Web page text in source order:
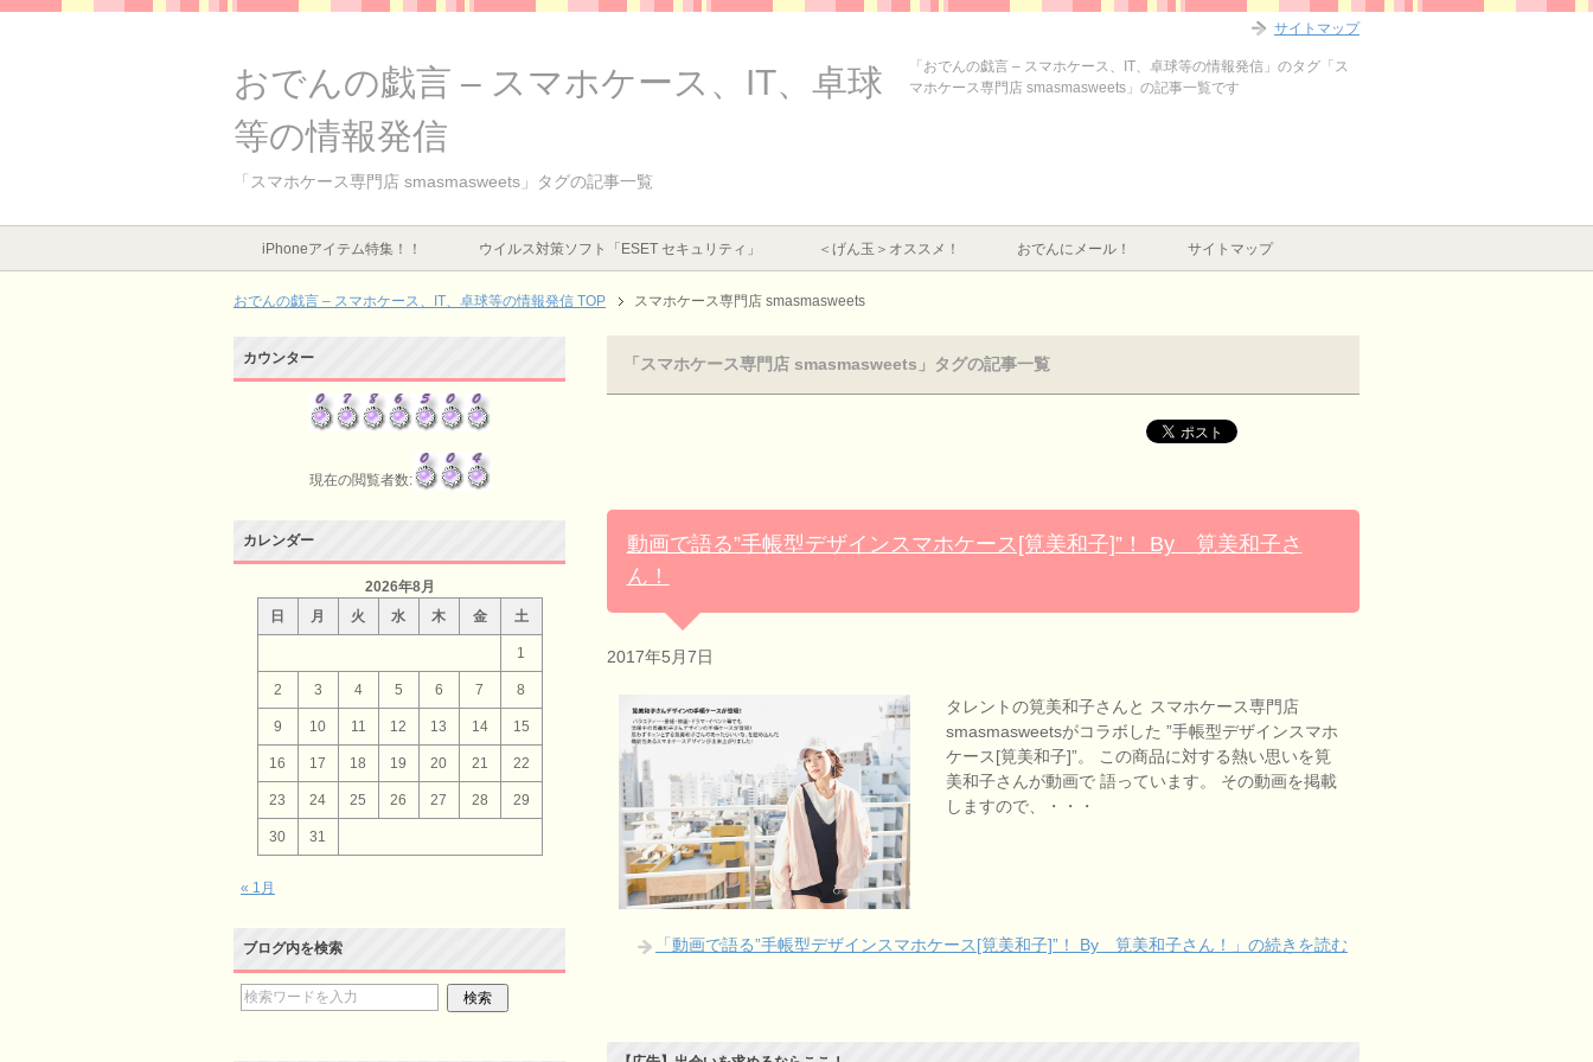
おでんの戯言 – スマホケース、IT、卓球
等の情報発信
「スマホケース専門店 smasmasweets」タグの記事一覧
「おでんの戯言 – スマホケース、IT、卓球等の情報発信」のタグ「ス
マホケース専門店 smasmasweets」の記事一覧です
iPhoneアイテム特集！！ ウイルス対策ソフト「ESET セキュリティ」 ＜げん玉＞オススメ！ おでんにメール！ サイトマップ
おでんの戯言 – スマホケース、IT、卓球等の情報発信 TOP スマホケース専門店 smasmasweets
「スマホケース専門店 smasmasweets」タグの記事一覧
動画で語る”手帳型デザインスマホケース[筧美和子]”！ By 筧美和子さ
ん！
2017年5月7日
タレントの筧美和子さんと スマホケース専門店
smasmasweetsがコラボした ”手帳型デザインスマホ
ケース[筧美和子]”。 この商品に対する熱い思いを筧
美和子さんが動画で 語っています。 その動画を掲載
しますので、・・・
「動画で語る”手帳型デザインスマホケース[筧美和子]”！ By 筧美和子さん！」の続きを読む
カウンター
現在の閲覧者数:
カレンダー
2026年8月
日
月 火 水 木 金 土
1
2 3 4 5 6 7 8
9 10 11 12 13 14 15
16 17 18 19 20 21 22
23 24 25 26 27 28 29
30 31
« 1月
ブログ内を検索
サイトマップ